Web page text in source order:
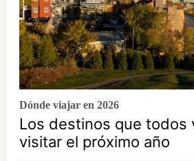
Dónde viajar en 2026
Los destinos que todos
visitar el próximo año